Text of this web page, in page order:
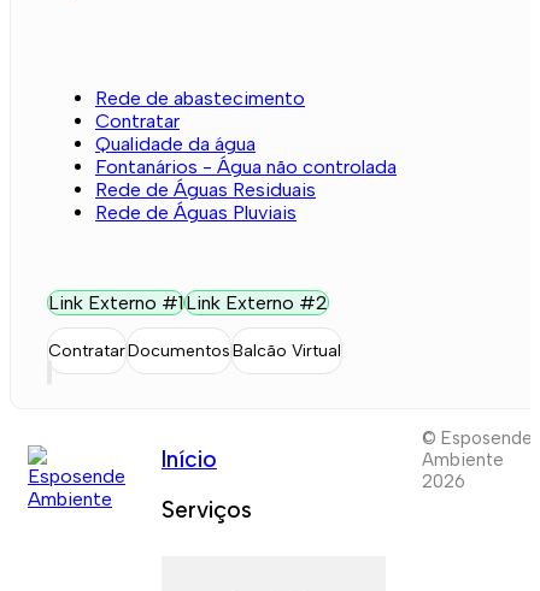
Rede de abastecimento
Contratar
Qualidade da água
Fontanários - Água não controlada
Rede de Águas Residuais
Rede de Águas Pluviais
Link Externo #1Link Externo #2
ContratarDocumentosBalcão Virtual
Início
Serviços
© Esposende
Ambiente
2026